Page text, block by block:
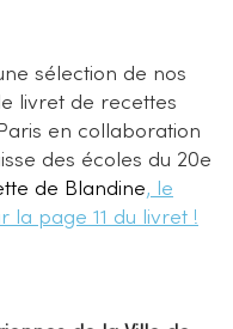
sélection de nos
livret de recettes
en collaboration
des écoles du 20e
de Blandine, le
page 11 du livret !